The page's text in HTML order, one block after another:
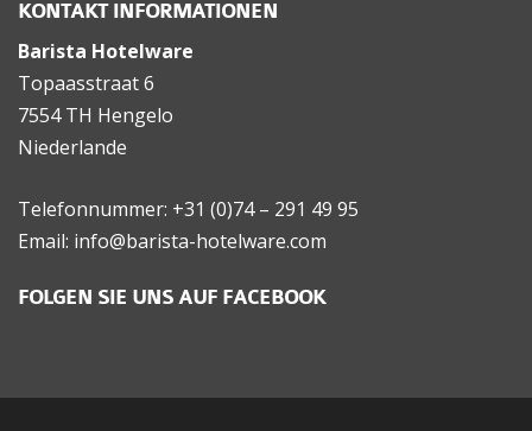
KONTAKT INFORMATIONEN
Barista Hotelware
Topaasstraat 6
7554 TH Hengelo
Niederlande
Telefonnummer: +31 (0)74 – 291 49 95
Email: info@barista-hotelware.com
FOLGEN SIE UNS AUF FACEBOOK